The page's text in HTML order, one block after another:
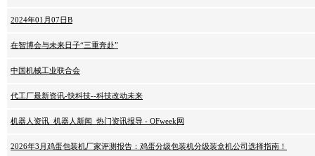
2024年01月07日B
在智博会与未来日子“三重奔赴”
中国机械工业联合会
代工厂最新资讯-快科技--科技改动未来
机器人资讯_机器人新闻_热门资讯报导 - OFweek网
2026年3月鸡蛋包装机厂家评测报告：鸡蛋分级包装机分级装盒机公司选择指南！